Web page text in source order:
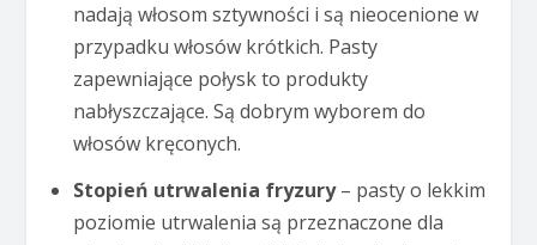
nadają włosom sztywności i są nieocenione w
przypadku włosów krótkich. Pasty
zapewniające połysk to produkty
nabłyszczające. Są dobrym wyborem do
włosów kręconych.
Stopień utrwalenia fryzury– pasty o lekkim
poziomie utrwalenia są przeznaczone dla